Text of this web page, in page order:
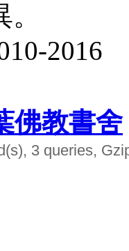
2016
佛教書舍
3 queries,